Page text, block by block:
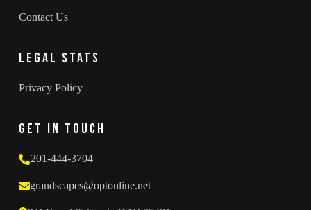
Contact Us
Legal Stats
Privacy Policy
Get in touch
201-444-3704
grandscapes@optonline.net